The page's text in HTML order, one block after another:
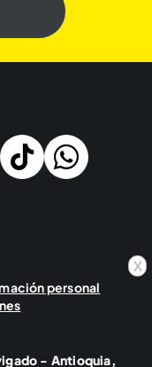
x
personal
- Antioquia,